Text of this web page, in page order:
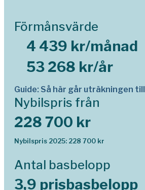
Förmånsvärde
4 439 kr/månad
53 268 kr/år
Guide: Så här går uträkningen till
Nybilspris från
228 700 kr
Nybilspris 2025: 228 700 kr
Antal basbelopp
3,9 prisbasbelopp